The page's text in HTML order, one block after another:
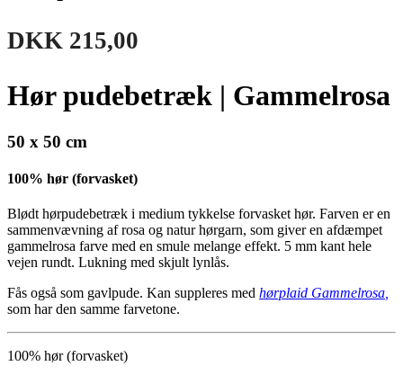
DKK 215,00
Hør pudebetræk | Gammelrosa
50 x 50 cm
100% hør (forvasket)
Blødt hørpudebetræk i medium tykkelse forvasket hør. Farven er en
sammenvævning af rosa og natur hørgarn, som giver en afdæmpet
gammelrosa farve med en smule melange effekt. 5 mm kant hele
vejen rundt. Lukning med skjult lynlås.
Fås også som gavlpude. Kan suppleres med hørplaid Gammelrosa
som har den samme farvetone.
100% hør (forvasket)